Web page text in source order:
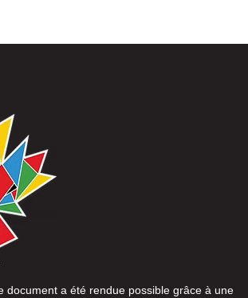
document a été rendue possible grâce à une